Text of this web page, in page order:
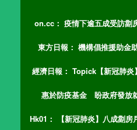
on.cc： 疫情下逾五成受訪
東方日報： 機構倡推援助金
經濟日報： Topick【新冠肺炎
惠於防疫基金 盼政府發放
Hk01： 【新冠肺炎】八成劏